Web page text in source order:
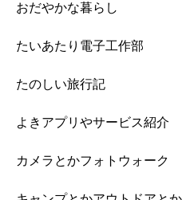
おだやかな暮らし
たいあたり電子工作部
たのしい旅行記
よきアプリやサービス紹介
カメラとかフォトウォーク